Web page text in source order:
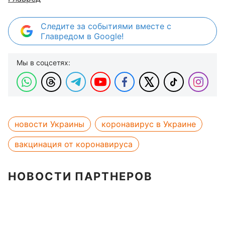
Следите за событиями вместе с
Главредом в Google!
Мы в соцсетях:
новости Украины
коронавирус в Украине
вакцинация от коронавируса
НОВОСТИ ПАРТНЕРОВ